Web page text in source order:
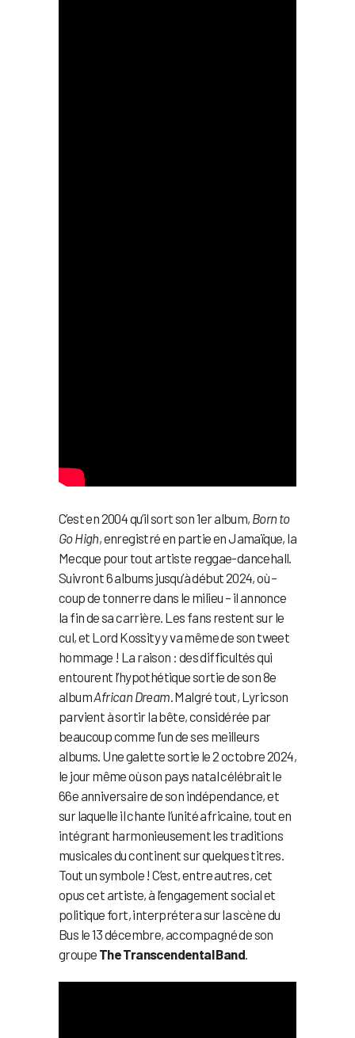
C’est en 2004 qu’il sort son 1er album, Born to
Go High, enregistré en partie en Jamaïque, la
Mecque pour tout artiste reggae-dancehall.
Suivront 6 albums jusqu’à début 2024, où –
coup de tonnerre dans le milieu – il annonce
la fin de sa carrière. Les fans restent sur le
cul, et Lord Kossity y va même de son tweet
hommage ! La raison : des difficultés qui
entourent l’hypothétique sortie de son 8e
albumAfrican Dream . Malgré tout, Lyricson
parvient à sortir la bête, considérée par
beaucoup comme l’un de ses meilleurs
albums. Une galette sortie le 2 octobre 2024,
le jour même où son pays natal célébrait le
66e anniversaire de son indépendance, et
sur laquelle il chante l’unité africaine, tout en
intégrant harmonieusement les traditions
musicales du continent sur quelques titres.
Tout un symbole ! C’est, entre autres, cet
opus cet artiste, à l’engagement social et
politique fort, interprétera sur la scène du
Bus le 13 décembre, accompagné de son
groupe The Transcendental Band